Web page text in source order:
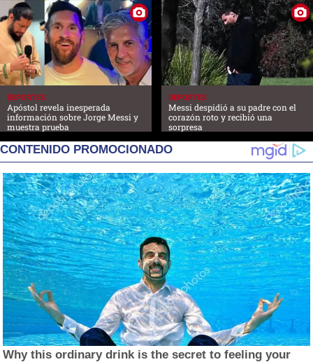
DEPORTES
Apóstol revela inesperada
información sobre Jorge Messi y
muestra prueba
DEPORTES
Messi despidió a su padre con el
corazón roto y recibió una
sorpresa
CONTENIDO PROMOCIONADO
Why this ordinary drink is the secret to feeling your